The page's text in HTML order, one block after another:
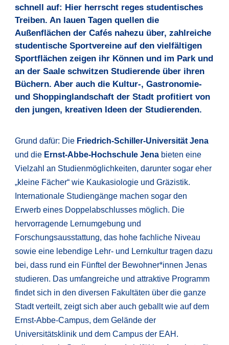
schnell auf: Hier herrscht reges studentisches
Treiben. An lauen Tagen quellen die
Außenflächen der Cafés nahezu über, zahlreiche
studentische Sportvereine auf den vielfältigen
Sportflächen zeigen ihr Können und im Park und
an der Saale schwitzen Studierende über ihren
Büchern. Aber auch die Kultur-, Gastronomie-
und Shoppinglandschaft der Stadt profitiert von
den jungen, kreativen Ideen der Studierenden.
Grund dafür: Die Friedrich-Schiller-Universität Jena
und die Ernst-Abbe-Hochschule Jena bieten eine
Vielzahl an Studienmöglichkeiten, darunter sogar eher
„kleine Fächer“ wie Kaukasiologie und Gräzistik.
Internationale Studiengänge machen sogar den
Erwerb eines Doppelabschlusses möglich. Die
hervorragende Lernumgebung und
Forschungsausstattung, das hohe fachliche Niveau
sowie eine lebendige Lehr- und Lernkultur tragen dazu
bei, dass rund ein Fünftel der Bewohner*innen Jenas
studieren. Das umfangreiche und attraktive Programm
findet sich in den diversen Fakultäten über die ganze
Stadt verteilt, zeigt sich aber auch geballt wie auf dem
Ernst-Abbe-Campus, dem Gelände der
Universitätsklinik und dem Campus der EAH.